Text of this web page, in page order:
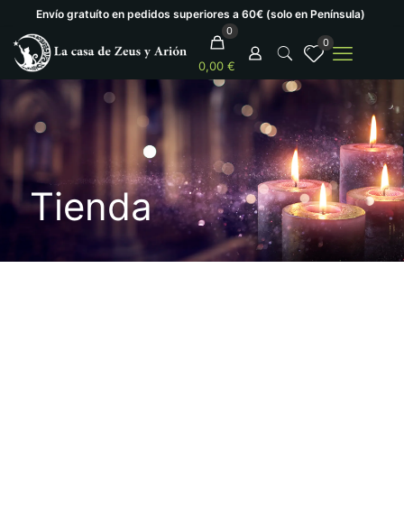
Envío gratuíto en pedidos superiores a 60€ (solo en Península)
0
0,00 €
0
Tienda